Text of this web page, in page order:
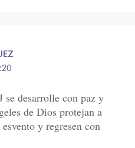
se desarrolle con paz y
de Dios protejan a
y regresen con